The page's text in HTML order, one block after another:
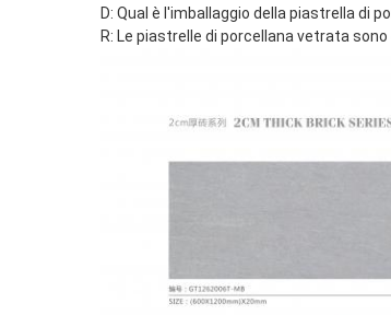
D: Qual è l'imballaggio della piastrella di
R: Le piastrelle di porcellana vetrata